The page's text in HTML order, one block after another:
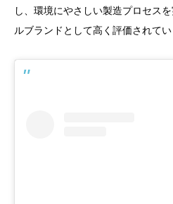
し、環境にやさしい製造プロセス
ルブランドとして高く評価されてい